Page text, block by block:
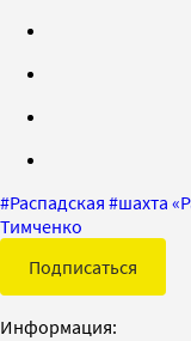
#Распадская #шахта
Тимченко
Подписаться
Информация: